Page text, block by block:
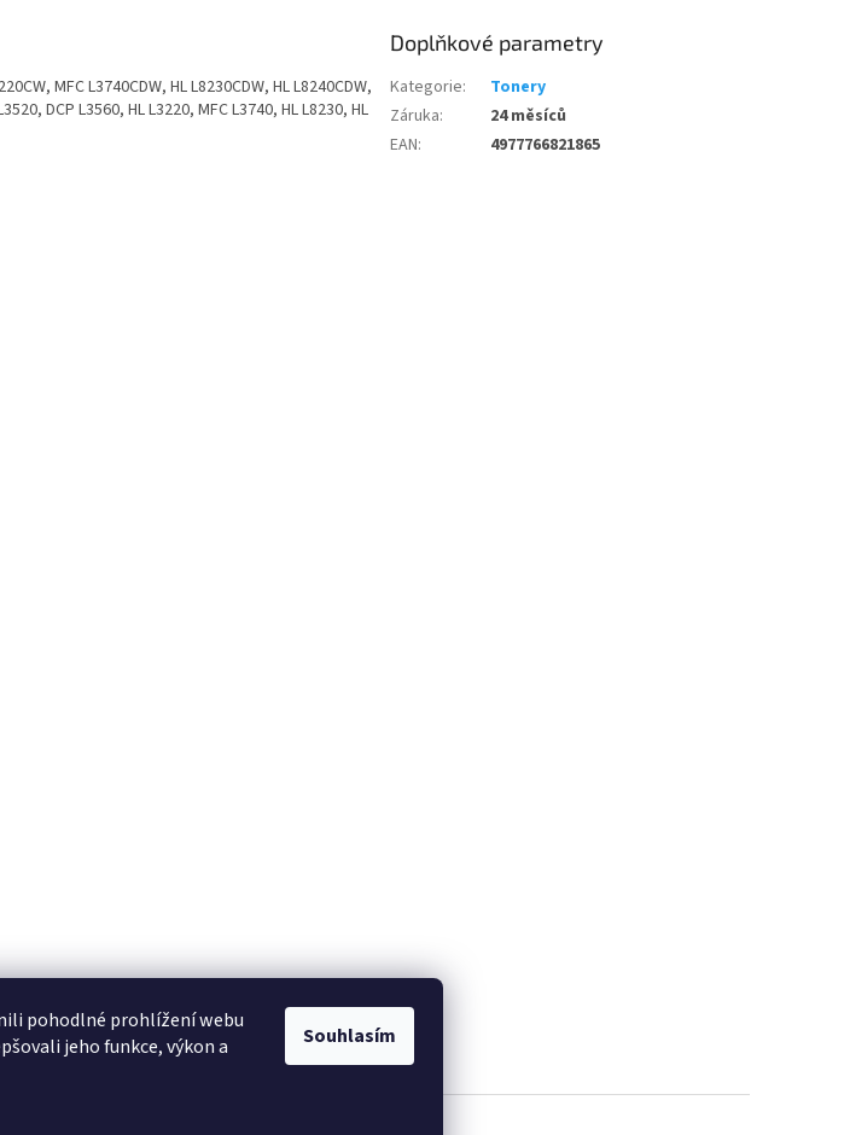
pohodlné prohlížení webu
jeho funkce, výkon a
Souhlasím
MFC L3740CDW, HL L8230CDW, HL L8240CDW,
DCP L3560, HL L3220, MFC L3740, HL L8230, HL
Doplňkové parametry
Kategorie:
Tonery
Záruka:
24 měsíců
EAN: 4977766821865